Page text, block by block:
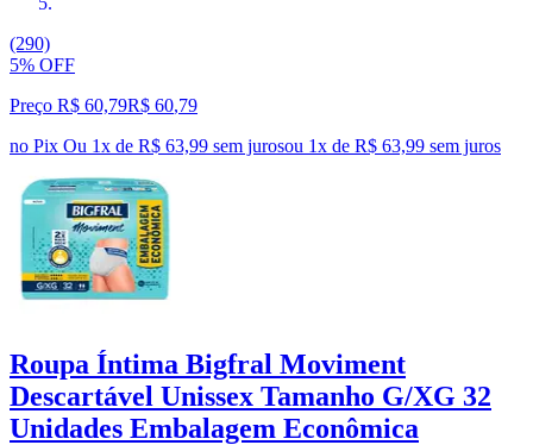
(290)
5% OFF
Preço R$ 60,79R$ 60,79
no Pix Ou 1x de R$ 63,99 sem jurosou 1x de R$ 63,99 sem juros
Roupa Íntima Bigfral Moviment
Descartável Unissex Tamanho G/XG 32
Unidades Embalagem Econômica